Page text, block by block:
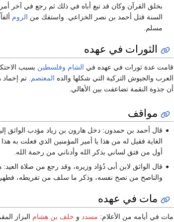
بخلق القرآن وكان قد تبع أباه في ذلك ثم رجع في آخر
السنة قتل أحمد بن نصر الخزاعي. واستفك من الروم
مسلم.
الثورات في عهده
قامت عدة ثورات في عهده في الشام وفلسطين بسبب
العرب والجيوش التركية التي شكلها والده المعتصم
. تم إخماد
أن جذوة النقمة تضاعفت بين الأهالي.
مواقف
قال أحمد بن حمدون: دخل هارون بن زياد مؤدب الواثق
الغاية فقيل له من هذا يا أمير المؤمنين الذي فعلت به
أول من فتق لساني بذكر الله وأدناني من رحمة الله.
قال الواثق لابن أبى دُؤاد وزيره، وقد رجع من صلاة
والناصح من نصح نفسه، وذكر ما سلف من تفريطه، فطهر
مات في عهده
مات في أيامه من الأعلام: مسدد و خلف بن هشام البزاز